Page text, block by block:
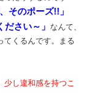
そのポーズ!!」
さい～」 なんて、
てくるんです。まる
少し違和感を持つこ